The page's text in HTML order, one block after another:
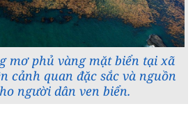
mơ phủ vàng mặt biển tại xã
cảnh quan đặc sắc và nguồn
người dân ven biển.